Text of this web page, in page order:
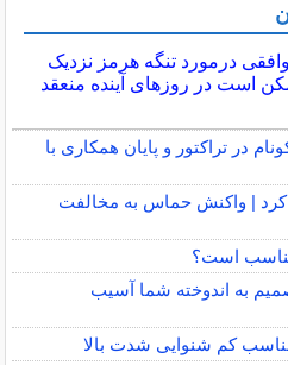
درمورد تنگه هرمز نزدیک
است در روزهای آینده منعقد
در تراکتور و پایان همکاری با
غزه را رد کرد | واکنش حماس به مخالفت
مناسب است؟
به اندوخته شما آسیب